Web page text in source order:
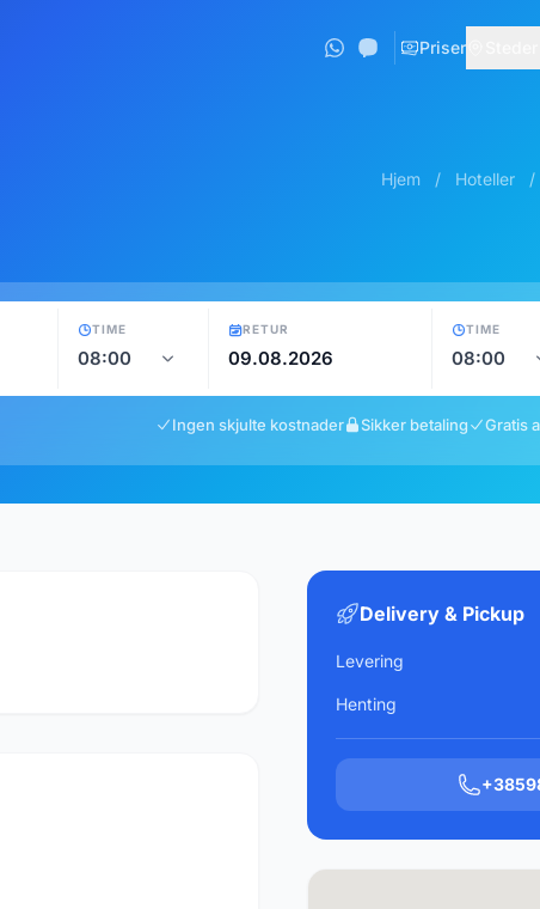
Priser
Hjem / Hoteller /
TIME RETUR TIME
Ingen skjulte kostnader Sikker betaling Gratis
Delivery & Pickup
Levering
Henting